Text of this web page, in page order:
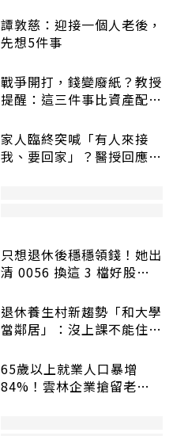
譚敦慈：迎接一個人老後，
先想5件事
戰爭開打，錢變廢紙？教授
提醒：這三件事比資產配置
家人臨終突喊「有人來接
我、要回家」？醫授回應方
只想退休後穩穩領錢！她出
清 0056 換這 3 檔好股：
退休養生村新趨勢「和大學
當鄰居」：沒上課不能住、
65歲以上就業人口暴增
84%！雲林企業搶留老員